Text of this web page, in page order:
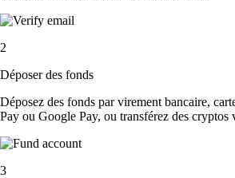
2
Déposer des fonds
Déposez des fonds par virement bancaire,
Pay ou Google Pay, ou transférez des cryptos
3